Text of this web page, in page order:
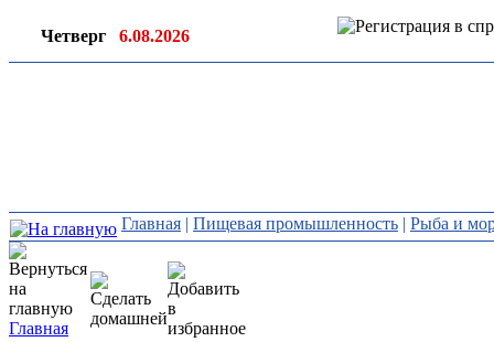
Четверг 6.08.2026
Главная | Пищевая промышленность | Рыба и
Главная